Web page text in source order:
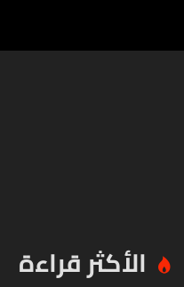
الأكثر قراءة